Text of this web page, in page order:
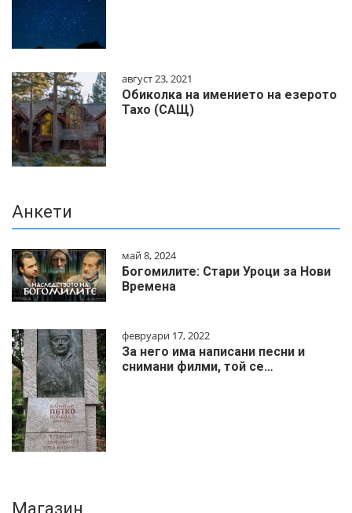
август 23, 2021
Обиколка на имението на езерото
Тахо (САЩ)
Анкети
май 8, 2024
Богомилите: Стари Уроци за Нови
Времена
февруари 17, 2022
За него има написани песни и
снимани филми, той се…
Магазин